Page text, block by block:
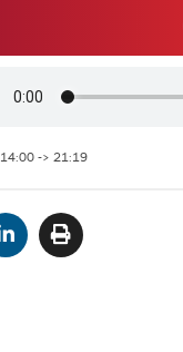
-> 21:19